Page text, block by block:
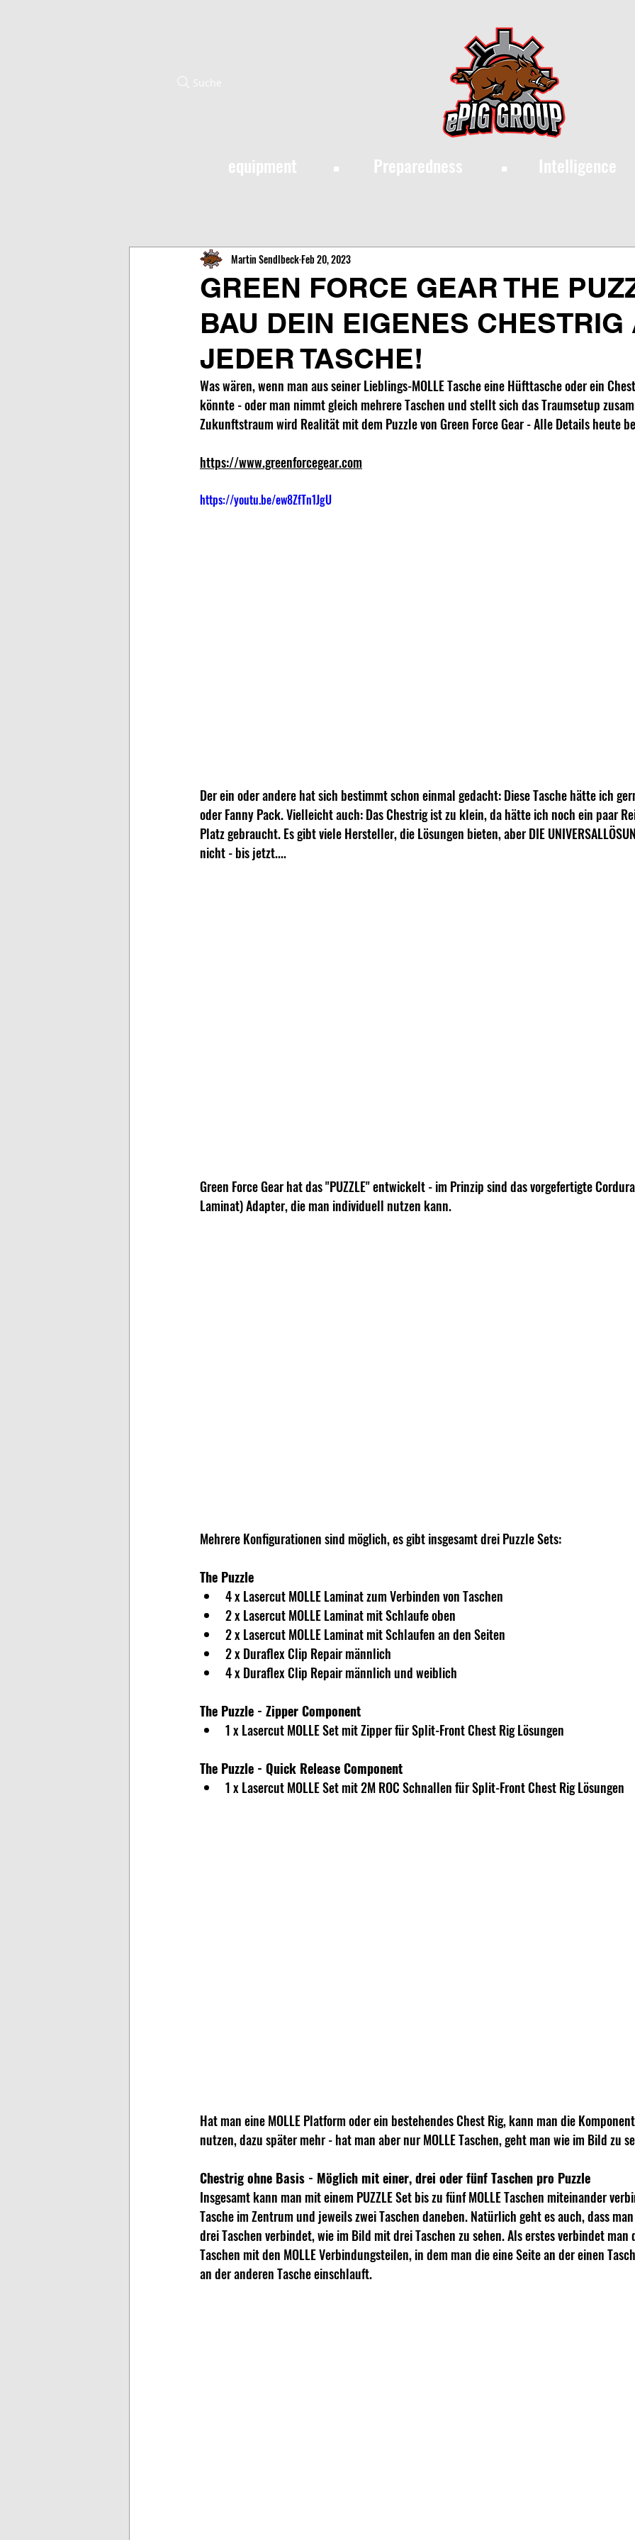
·
equipment Preparedness Intelligence
·
Suche
GREEN FORCE GEAR THE
BAU DEIN EIGENES CHESTRIG
JEDER TASCHE!
Martin SendlbeckFeb 20, 2023
Was wären, wenn man aus seiner Lieblings-MOLLE Tasche eine Hüfttasche oder ein
könnte - oder man nimmt gleich mehrere Taschen und stellt sich das Traumsetup
Zukunftstraum wird Realität mit dem Puzzle von Green Force Gear - Alle Details heute
https://www.greenforcegear.com
https://youtu.be/ew8ZfTn1JgU
Der ein oder andere hat sich bestimmt schon einmal gedacht: Diese Tasche hätte ich
oder Fanny Pack. Vielleicht auch: Das Chestrig ist zu klein, da hätte ich noch ein paar
Platz gebraucht. Es gibt viele Hersteller, die Lösungen bieten, aber DIE
nicht - bis jetzt....
Green Force Gear hat das "PUZZLE" entwickelt - im Prinzip sind das vorgefertigte
Laminat) Adapter, die man individuell nutzen kann.
Mehrere Konfigurationen sind möglich, es gibt insgesamt drei Puzzle Sets:
The Puzzle
4 x Lasercut MOLLE Laminat zum Verbinden von Taschen
2 x Lasercut MOLLE Laminat mit Schlaufe oben
2 x Lasercut MOLLE Laminat mit Schlaufen an den Seiten
2 x Duraflex Clip Repair männlich
4 x Duraflex Clip Repair männlich und weiblich
The Puzzle - Zipper Component
1 x Lasercut MOLLE Set mit Zipper für Split-Front Chest Rig Lösungen
The Puzzle - Quick Release Component
1 x Lasercut MOLLE Set mit 2M ROC Schnallen für Split-Front Chest Rig Lösungen
Hat man eine MOLLE Platform oder ein bestehendes Chest Rig, kann man die
nutzen, dazu später mehr - hat man aber nur MOLLE Taschen, geht man wie im Bild zu
Chestrig ohne Basis - Möglich mit einer, drei oder fünf Taschen pro Puzzle
Insgesamt kann man mit einem PUZZLE Set bis zu fünf MOLLE Taschen miteinander
Tasche im Zentrum und jeweils zwei Taschen daneben. Natürlich geht es auch, dass
drei Taschen verbindet, wie im Bild mit drei Taschen zu sehen. Als erstes verbindet man
Taschen mit den MOLLE Verbindungsteilen, in dem man die eine Seite an der einen
an der anderen Tasche einschlauft.